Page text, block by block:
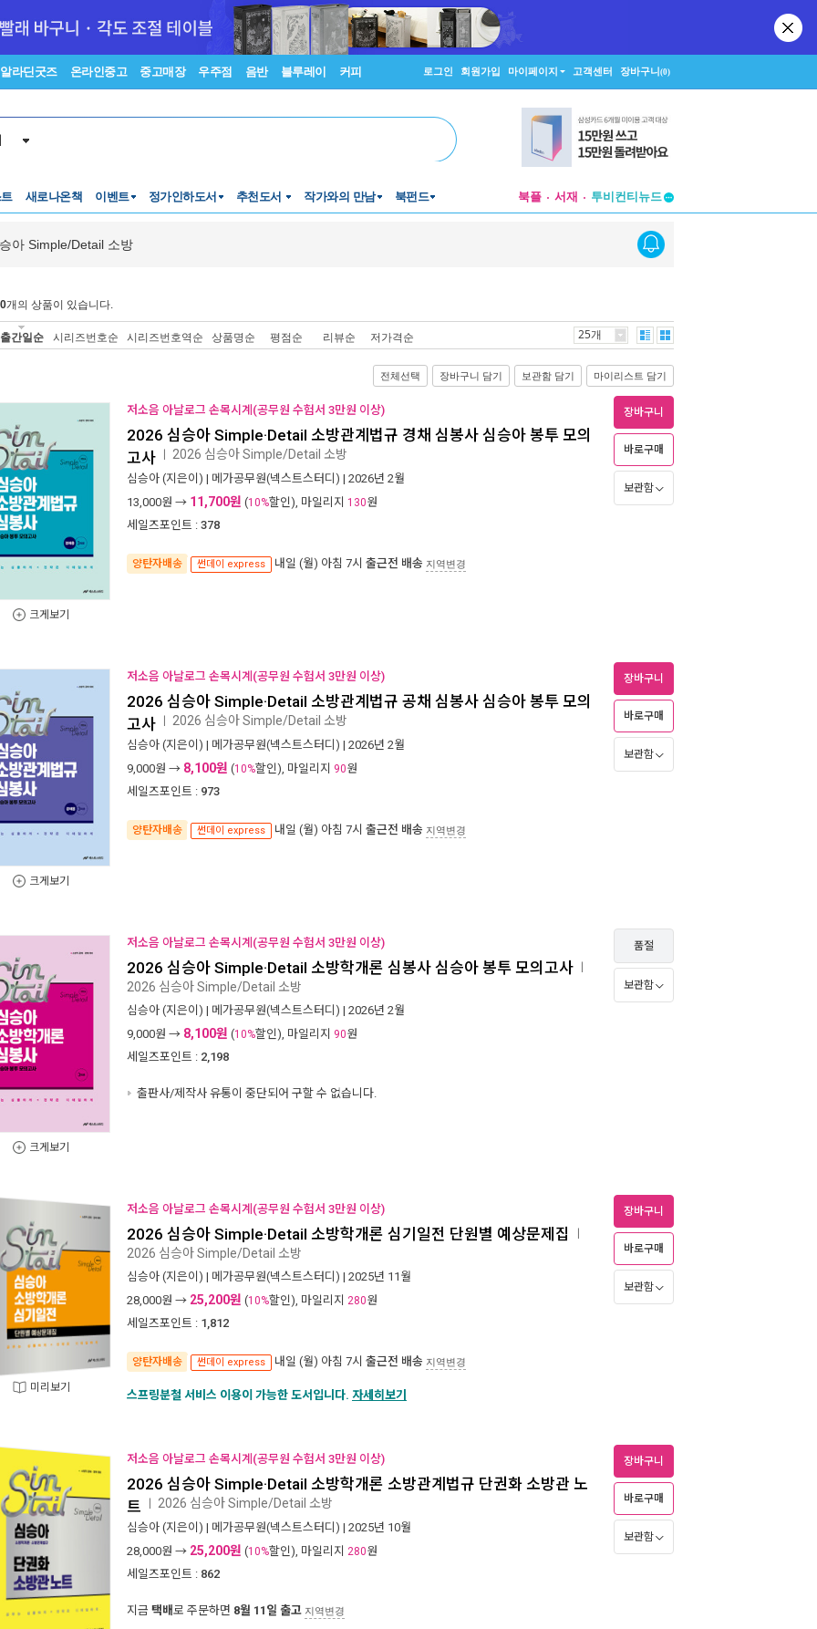
알라딘굿즈 온라인중고 중고매장 우주점 음반 블루레이 커피 로그인 회원가입 마이페이지 고객센터 장바구니(0)
새로나온책 이벤트 정가인하도서 추천도서 작가와의 만남 북펀드 북플 서재
투비컨티뉴드
투비컨티뉴드
아 Simple/Detail 소방
개의 상품이 있습니다.
출간일순 시리즈번호순 시리즈번호역순 상품명순 평점순 리뷰순 저가격순 25개
전체선택 장바구니 담기 보관함 담기 마이리스트 담기
크게보기
저소음 아날로그 손목시계(공무원 수험서 3만원 이상)
2026 심승아 Simple·Detail 소방관계법규 경채 심봉사 심승아 봉투 모의
고사 2026 심승아 Simple/Detail 소방
심승아 (지은이) | 메가공무원(넥스트스터디) | 2026년 2월
13,000원 → 11,700원 (10%할인), 마일리지 130원
세일즈포인트 : 378
양탄자배송 썬데이 express 내일 (월) 아침 7시 출근전 배송 지역변경
장바구니
바로구매
보관함
크게보기
저소음 아날로그 손목시계(공무원 수험서 3만원 이상)
2026 심승아 Simple·Detail 소방관계법규 공채 심봉사 심승아 봉투 모의
고사 2026 심승아 Simple/Detail 소방
심승아 (지은이) | 메가공무원(넥스트스터디) | 2026년 2월
9,000원 → 8,100원 (10%할인), 마일리지 90원
세일즈포인트 : 973
양탄자배송 썬데이 express 내일 (월) 아침 7시 출근전 배송 지역변경
장바구니
바로구매
보관함
크게보기
저소음 아날로그 손목시계(공무원 수험서 3만원 이상)
2026 심승아 Simple·Detail 소방학개론 심봉사 심승아 봉투 모의고사
2026 심승아 Simple/Detail 소방
심승아 (지은이) | 메가공무원(넥스트스터디) | 2026년 2월
9,000원 → 8,100원 (10%할인), 마일리지 90원
세일즈포인트 : 2,198
출판사/제작사 유통이 중단되어 구할 수 없습니다.
품절
보관함
미리보기
저소음 아날로그 손목시계(공무원 수험서 3만원 이상)
2026 심승아 Simple·Detail 소방학개론 심기일전 단원별 예상문제집
2026 심승아 Simple/Detail 소방
심승아 (지은이) | 메가공무원(넥스트스터디) | 2025년 11월
28,000원 → 25,200원 (10%할인), 마일리지 280원
세일즈포인트 : 1,812
양탄자배송 썬데이 express 내일 (월) 아침 7시 출근전 배송 지역변경
장바구니
바로구매
보관함
스프링분철 서비스 이용이 가능한 도서입니다. 자세히보기
저소음 아날로그 손목시계(공무원 수험서 3만원 이상)
2026 심승아 Simple·Detail 소방학개론 소방관계법규 단권화 소방관 노
트 2026 심승아 Simple/Detail 소방
심승아 (지은이) | 메가공무원(넥스트스터디) | 2025년 10월
28,000원 → 25,200원 (10%할인), 마일리지 280원
세일즈포인트 : 862
지금 택배로 주문하면 8월 11일 출고 지역변경
장바구니
바로구매
보관함